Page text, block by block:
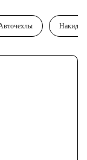
Накидки